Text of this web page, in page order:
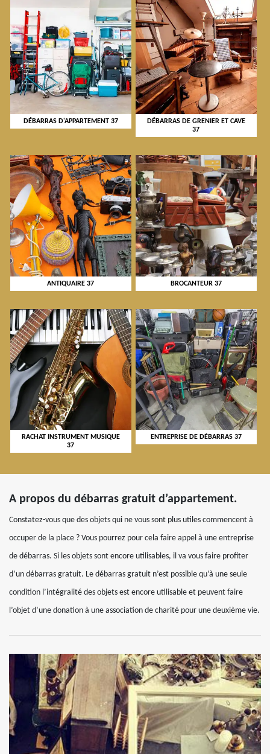
DÉBARRAS D'APPARTEMENT 37
DÉBARRAS DE GRENIER ET CAVE
37
ANTIQUAIRE 37 BROCANTEUR 37
RACHAT INSTRUMENT MUSIQUE
37
ENTREPRISE DE DÉBARRAS 37
A propos du débarras gratuit d’appartement.
Constatez-vous que des objets qui ne vous sont plus utiles commencent à
occuper de la place ? Vous pourrez pour cela faire appel à une entreprise
de débarras. Si les objets sont encore utilisables, il va vous faire profiter
d’un débarras gratuit. Le débarras gratuit n’est possible qu’à une seule
condition l’intégralité des objets est encore utilisable et peuvent faire
l’objet d’une donation à une association de charité pour une deuxième vie.